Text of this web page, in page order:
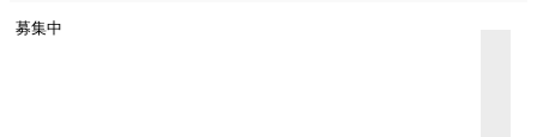
募集中